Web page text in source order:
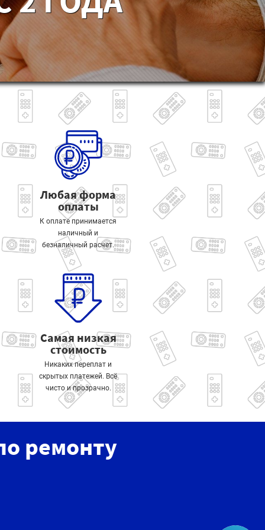
Любая форма
оплаты
К оплате принимается
наличный и
безналичный расчет.
Самая низкая
стоимость
Никаких переплат и
скрытых платежей. Всё
чисто и прозрачно.
ремонту